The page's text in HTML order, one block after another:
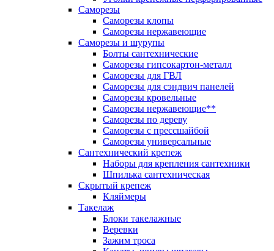
Саморезы
Саморезы клопы
Саморезы нержавеющие
Саморезы и шурупы
Болты сантехнические
Саморезы гипсокартон-металл
Саморезы для ГВЛ
Саморезы для сэндвич панелей
Саморезы кровельные
Саморезы нержавеющие**
Саморезы по дереву
Саморезы с прессшайбой
Саморезы универсальные
Сантехнический крепеж
Наборы для крепления сантехники
Шпилька сантехническая
Скрытый крепеж
Кляймеры
Такелаж
Блоки такелажные
Веревки
Зажим троса